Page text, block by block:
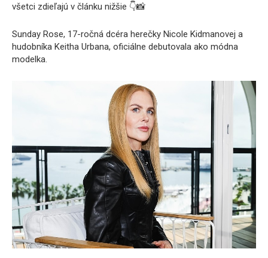
všetci zdieľajú v článku nižšie 👇📸
Sunday Rose, 17-ročná dcéra herečky Nicole Kidmanovej a
hudobníka Keitha Urbana, oficiálne debutovala ako módna
modelka.